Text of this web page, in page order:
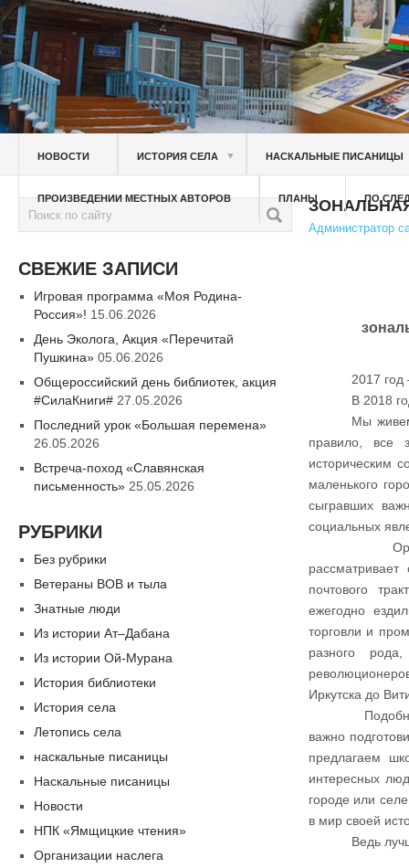
НОВОСТИ ИСТОРИЯ СЕЛА ▼ НАСКАЛЬНЫЕ ПИСАНИЦЫ
ПРОИЗВЕДЕНИИ МЕСТНЫХ АВТОРОВ ПЛАНЫ ПО
Администратор
2017 год
В 2018
Мы
правило, все
историческим
маленького
сыгравших
социальных
рассматривает
почтового
ежегодно
торговли и
разного
Иркутска до
Подобная
важно
предлагаем
интересных
городе или
в мир своей
Ведь
СВЕЖИЕ ЗАПИСИ
Игровая программа «Моя Родина-
Россия»! 15.06.2026
День Эколога, Акция «Перечитай
Пушкина» 05.06.2026
Общероссийский день библиотек, акция
#СилаКниги# 27.05.2026
Последний урок «Большая перемена»
26.05.2026
Встреча-поход «Славянская
письменность» 25.05.2026
РУБРИКИ
Без рубрики
Ветераны ВОВ и тыла
Знатные люди
Из истории Ат–Дабана
Из истории Ой-Мурана
История библиотеки
История села
Летопись села
наскальные писаницы
Наскальные писаницы
Новости
НПК «Ямщицкие чтения»
Организации наслега